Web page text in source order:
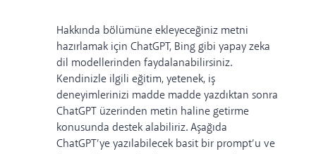
Hakkında bölümüne ekleyeceğiniz metni
hazırlamak için ChatGPT, Bing gibi yapay zeka
dil modellerinden faydalanabilirsiniz.
Kendinizle ilgili eğitim, yetenek, iş
deneyimlerinizi madde madde yazdıktan sonra
ChatGPT üzerinden metin haline getirme
konusunda destek alabiliriz. Aşağıda
ChatGPT’ye yazılabilecek basit bir prompt’u ve